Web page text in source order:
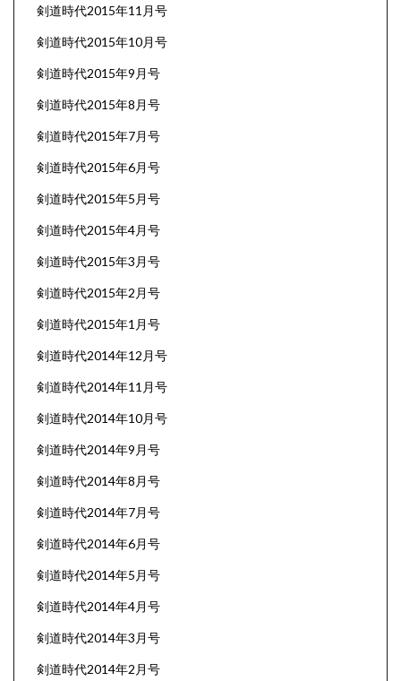
剣道時代2015年11月号
剣道時代2015年10月号
剣道時代2015年9月号
剣道時代2015年8月号
剣道時代2015年7月号
剣道時代2015年6月号
剣道時代2015年5月号
剣道時代2015年4月号
剣道時代2015年3月号
剣道時代2015年2月号
剣道時代2015年1月号
剣道時代2014年12月号
剣道時代2014年11月号
剣道時代2014年10月号
剣道時代2014年9月号
剣道時代2014年8月号
剣道時代2014年7月号
剣道時代2014年6月号
剣道時代2014年5月号
剣道時代2014年4月号
剣道時代2014年3月号
剣道時代2014年2月号